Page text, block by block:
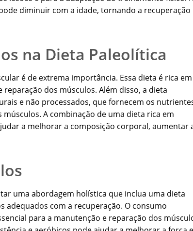
diminuir com a idade, tornando a recuperação
na Dieta Paleolítica
é de extrema importância. Essa dieta é rica em
dos músculos. Além disso, a dieta
e não processados, que fornecem os
A combinação de uma dieta rica em
a melhorar a composição corporal, aumentar
uma abordagem holística que inclua uma dieta
adequados com a recuperação. O consumo
para a manutenção e reparação dos